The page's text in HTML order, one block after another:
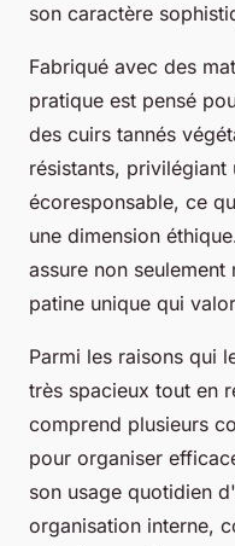
son caractère
Fabriqué avec des
pratique est pensé
des cuirs tannés
résistants, privilégiant
écoresponsable, ce
une dimension
assure non seulement
patine unique qui
Parmi les raisons qui
très spacieux tout en
comprend plusieurs
pour organiser
son usage quotidien
organisation interne,